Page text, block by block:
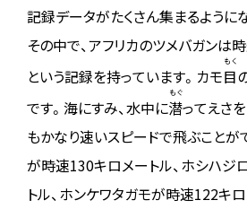
記録データがたくさん集まるように
その中で、アフリカのツメバガンは
という記録を持っています。カモ目
もく
です。海にすみ、水中に潜
もぐ
ってえさ
もかなり速いスピードで飛ぶことが
が時速130キロメートル、ホシハジ
トル、ホンケワタガモが時速122キ